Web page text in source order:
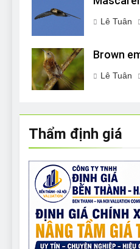
Lê Tuân
Brown
Lê Tuân
Thẩm định giá